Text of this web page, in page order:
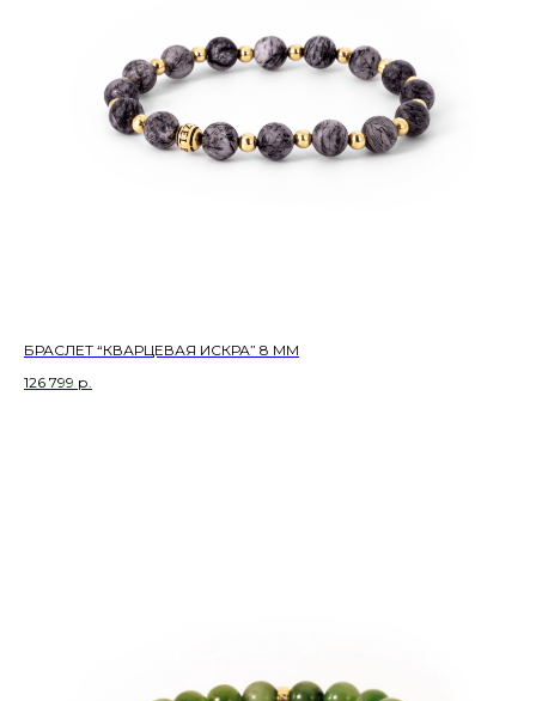
БРАСЛЕТ “КВАРЦЕВАЯ ИСКРА” 8 ММ
126 799 р.